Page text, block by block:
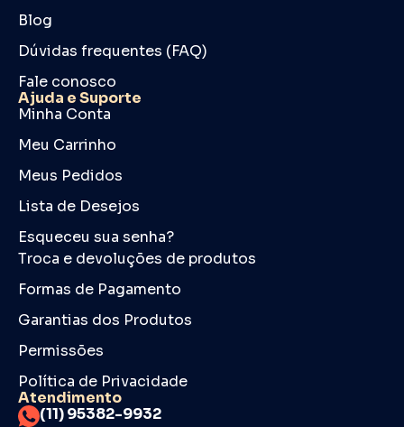
Blog
Dúvidas frequentes (FAQ)
Fale conosco
Ajuda e Suporte
Minha Conta
Meu Carrinho
Meus Pedidos
Lista de Desejos
Esqueceu sua senha?
Troca e devoluções de produtos
Formas de Pagamento
Garantias dos Produtos
Permissões
Política de Privacidade
Atendimento
(11) 95382-9932